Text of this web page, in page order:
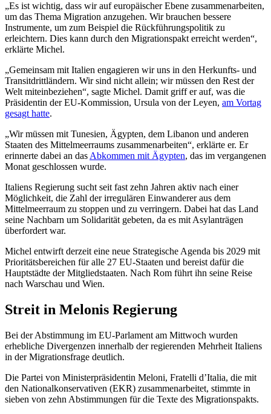
„Es ist wichtig, dass wir auf europäischer Ebene zusammenarbeiten,
um das Thema Migration anzugehen. Wir brauchen bessere
Instrumente, um zum Beispiel die Rückführungspolitik zu
erleichtern. Dies kann durch den Migrationspakt erreicht werden“,
erklärte Michel.
„Gemeinsam mit Italien engagieren wir uns in den Herkunfts- und
Transitdrittländern. Wir sind nicht allein; wir müssen den Rest der
Welt miteinbeziehen“, sagte Michel. Damit griff er auf, was die
Präsidentin der EU-Kommission, Ursula von der Leyen, am Vortag
gesagt hatte.
„Wir müssen mit Tunesien, Ägypten, dem Libanon und anderen
Staaten des Mittelmeerraums zusammenarbeiten“, erklärte er. Er
erinnerte dabei an das Abkommen mit Ägypten, das im vergangenen
Monat geschlossen wurde.
Italiens Regierung sucht seit fast zehn Jahren aktiv nach einer
Möglichkeit, die Zahl der irregulären Einwanderer aus dem
Mittelmeerraum zu stoppen und zu verringern. Dabei hat das Land
seine Nachbarn um Solidarität gebeten, da es mit Asylanträgen
überfordert war.
Michel entwirft derzeit eine neue Strategische Agenda bis 2029 mit
Prioritätsbereichen für alle 27 EU-Staaten und bereist dafür die
Hauptstädte der Mitgliedstaaten. Nach Rom führt ihn seine Reise
nach Warschau und Wien.
Streit in Melonis Regierung
Bei der Abstimmung im EU-Parlament am Mittwoch wurden
erhebliche Divergenzen innerhalb der regierenden Mehrheit Italiens
in der Migrationsfrage deutlich.
Die Partei von Ministerpräsidentin Meloni, Fratelli d’Italia, die mit
den Nationalkonservativen (EKR) zusammenarbeitet, stimmte in
sieben von zehn Abstimmungen für die Texte des Migrationspakts.